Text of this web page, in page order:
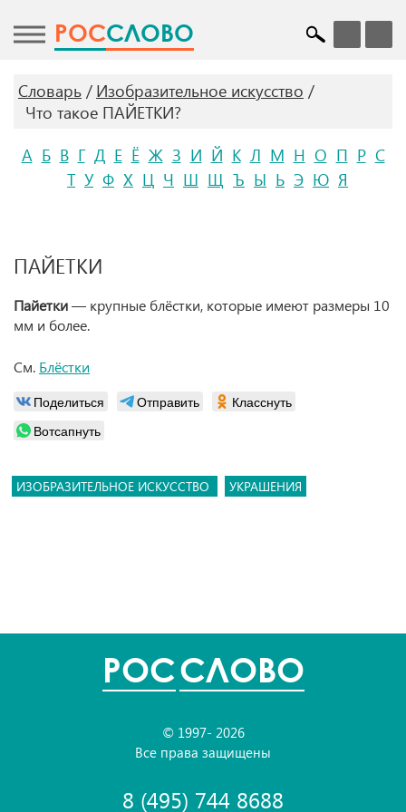
POCСЛОВО
Словарь
Изобразительное искусство
Что такое ПАЙЕТКИ?
А Б В Г Д Е Ё Ж З И Й К Л М Н О П Р С
Т У Ф Х Ц Ч Ш Щ Ъ Ы Ь Э Ю Я
ПАЙЕТКИ
Пайетки— крупные блёстки, которые имеют размеры 10
мм и более.
См. Блёстки
Поделиться Отправить
Класснуть
Вотсапнуть
ИЗОБРАЗИТЕЛЬНОЕ ИСКУССТВО УКРАШЕНИЯ
POCСЛОВО
© 1997- 2026
Все права защищены
8 (495) 744 8688